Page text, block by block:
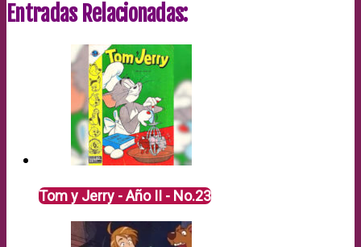
Entradas Relacionadas:
Tom y Jerry - Año II - No.23